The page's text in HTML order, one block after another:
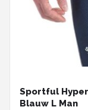
Sportful
Blauw L Man